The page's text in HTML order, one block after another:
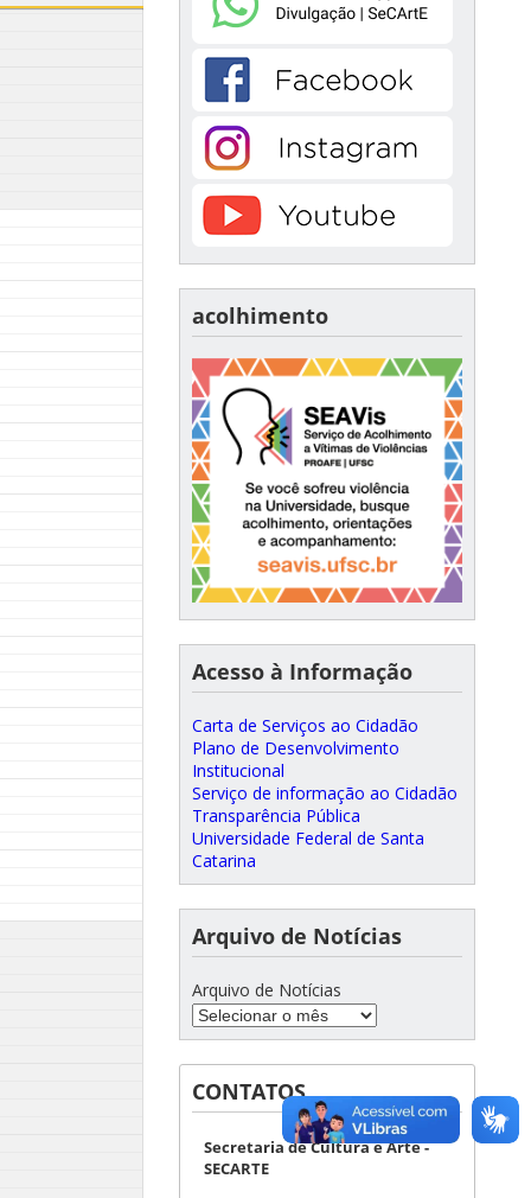
acolhimento
Acesso à Informação
Carta de Serviços ao Cidadão
Plano de Desenvolvimento
Institucional
Serviço de informação ao Cidadão
Transparência Pública
Universidade Federal de Santa
Catarina
Arquivo de Notícias
Arquivo de Notícias
CONTATOS
Secretaria de Cultura e Arte -
SECARTE